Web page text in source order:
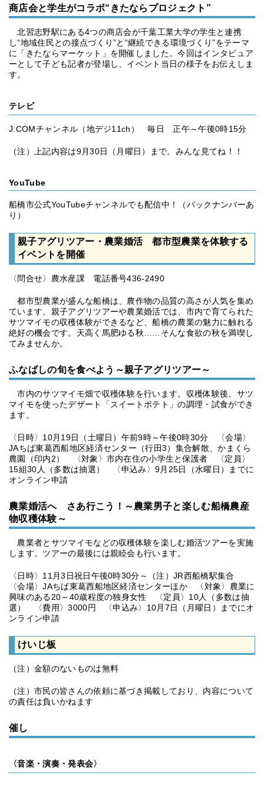
商店会と学生がコラボ“きたならプロジェクト”
北習志野駅にある4つの商店会が千葉工業大学の学生と連携
し“地域住民との接点づくり”と“継続できる環境づくり”をテーマ
に「きたならマーケット」を開催しました。今回はインタビュア
ーとして子ども記者が登場し、イベント当日の様子をお伝えしま
す。
テレビ
J:COMチャンネル（地デジ11ch） 毎日 正午～午後0時15分
（注）上記内容は9月30日（月曜日）まで。みんな見てね！！
YouTube
船橋市公式YouTubeチャンネルでも配信中！（バックナンバーあ
り）
親子アグリツアー・農業婚活 都市型農業を体験する
イベントを開催
〈問合せ〉農水産課 電話番号436-2490
都市型農業が盛んな船橋は、農作物の品質の高さが人気を集め
ています。親子アグリツアーや農業婚活では、市内で育てられた
サツマイモの収穫体験ができるなど、船橋の農業の魅力に触れる
絶好の機会です。天高く馬肥ゆる秋……そんな食欲の秋を満喫し
てみませんか。
ふなばしの旬を食べよう～親子アグリツアー～
市内のサツマイモ畑で収穫体験を行います。収穫体験後、サツ
マイモを使ったデザート「スイートポテト」の調理・試食ができ
ます。
〈日時〉10月19日（土曜日）午前9時～午後0時30分 〈会場〉
JAちば東葛西船地区経済センター（行田3）集合解散、かまくら
農園（印内2） 〈対象〉市内在住の小学生と保護者 〈定員〉
15組30人（多数は抽選） 〈申込み〉9月25日（水曜日）までに
オンライン申請
農業婚活へ さあ行こう！～農業男子と楽しむ船橋農産
物収穫体験～
農業者とサツマイモなどの収穫体験を楽しむ婚活ツアーを実施
します。ツアーの最後には親睦会も行います。
〈日時〉11月3日祝日午後0時30分～（注）JR西船橋駅集合
〈会場〉JAちば東葛西船地区経済センターほか 〈対象〉農業に
興味のある20～40歳程度の独身女性 〈定員〉10人（多数は抽
選） 〈費用〉3000円 〈申込み〉10月7日（月曜日）までにオ
ンライン申請
けいじ板
（注）金額のないものは無料
（注）市民の皆さんの依頼に基づき掲載しており、内容について
の責任は負いかねます
催し
〈音楽・演奏・発表会〉